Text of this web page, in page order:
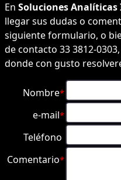
En Soluciones
llegar sus dudas o
siguiente formulario, o
de contacto 33 3812-
donde con gusto
Nombre*
e-mail*
Teléfono
Comentario*